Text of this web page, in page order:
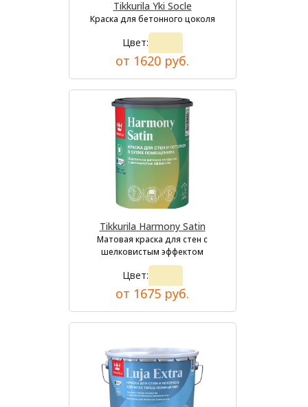
Tikkurila Yki Socle
Краска для бетонного цоколя
Цвет:
от 1620 руб.
Tikkurila Harmony Satin
Матовая краска для стен с
шелковистым эффектом
Цвет:
от 1675 руб.